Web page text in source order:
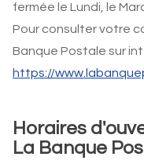
fermée le Lundi, le
Pour consulter votre
Banque Postale sur
https://
Horaires
La Banque